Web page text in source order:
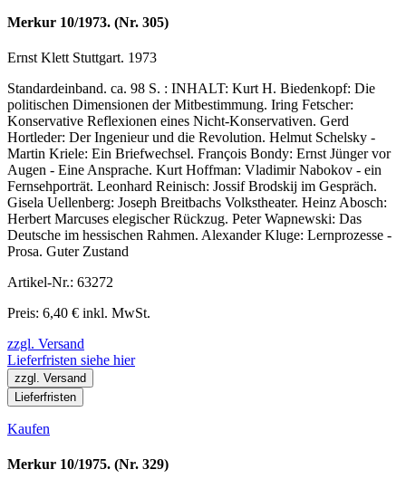
Merkur 10/1973. (Nr. 305)
Ernst Klett Stuttgart. 1973
Standardeinband. ca. 98 S. : INHALT: Kurt H. Biedenkopf: Die
politischen Dimensionen der Mitbestimmung. Iring Fetscher:
Konservative Reflexionen eines Nicht-Konservativen. Gerd
Hortleder: Der Ingenieur und die Revolution. Helmut Schelsky -
Martin Kriele: Ein Briefwechsel. François Bondy: Ernst Jünger vor
Augen - Eine Ansprache. Kurt Hoffman: Vladimir Nabokov - ein
Fernsehporträt. Leonhard Reinisch: Jossif Brodskij im Gespräch.
Gisela Uellenberg: Joseph Breitbachs Volkstheater. Heinz Abosch:
Herbert Marcuses elegischer Rückzug. Peter Wapnewski: Das
Deutsche im hessischen Rahmen. Alexander Kluge: Lernprozesse -
Prosa. Guter Zustand
Artikel-Nr.: 63272
Preis: 6,40 € inkl. MwSt.
zzgl. Versand
Lieferfristen siehe hier
zzgl. Versand
Lieferfristen
Kaufen
Merkur 10/1975. (Nr. 329)